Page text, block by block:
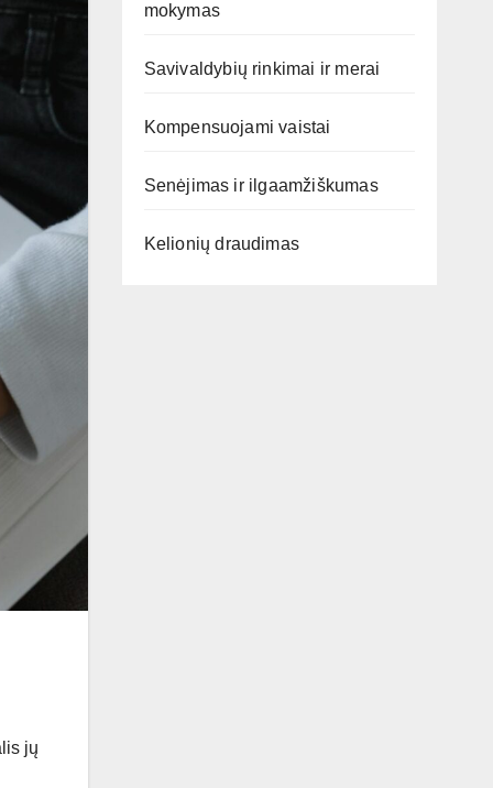
jų
mokymas
Savivaldybių rinkimai ir merai
Kompensuojami vaistai
Senėjimas ir ilgaamžiškumas
Kelionių draudimas